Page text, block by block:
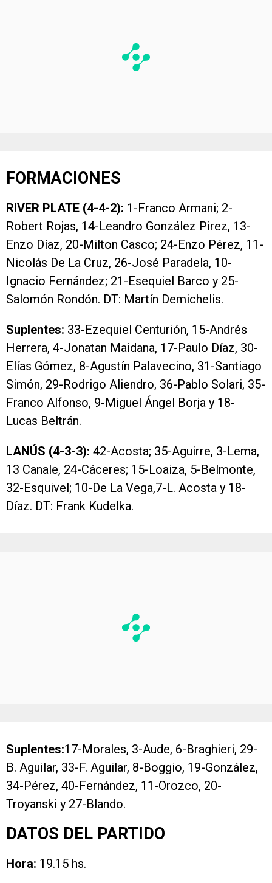
FORMACIONES
RIVER PLATE (4-4-2): 1-Franco Armani; 2-
Robert Rojas, 14-Leandro González Pirez, 13-
Enzo Díaz, 20-Milton Casco; 24-Enzo Pérez, 11-
Nicolás De La Cruz, 26-José Paradela, 10-
Ignacio Fernández; 21-Esequiel Barco y 25-
Salomón Rondón. DT: Martín Demichelis.
Suplentes: 33-Ezequiel Centurión, 15-Andrés
Herrera, 4-Jonatan Maidana, 17-Paulo Díaz, 30-
Elías Gómez, 8-Agustín Palavecino, 31-Santiago
Simón, 29-Rodrigo Aliendro, 36-Pablo Solari, 35-
Franco Alfonso, 9-Miguel Ángel Borja y 18-
Lucas Beltrán.
LANÚS (4-3-3): 42-Acosta; 35-Aguirre, 3-Lema,
13 Canale, 24-Cáceres; 15-Loaiza, 5-Belmonte,
32-Esquivel; 10-De La Vega,7-L. Acosta y 18-
Díaz. DT: Frank Kudelka.
Suplentes:17-Morales, 3-Aude, 6-Braghieri, 29-
B. Aguilar, 33-F. Aguilar, 8-Boggio, 19-González,
34-Pérez, 40-Fernández, 11-Orozco, 20-
Troyanski y 27-Blando.
DATOS DEL PARTIDO
Hora: 19.15 hs.